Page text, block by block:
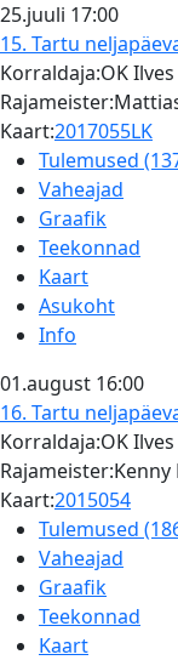
25.juuli 17:00
15. Tartu
Korraldaja:OK Ilves
Kaart:2017055LK
Tulemused
Vaheajad
Graafik
Teekonnad
Kaart
Asukoht
Info
01.august 16:00
16. Tartu
Korraldaja:OK Ilves
Rajameister:Kenny
Kaart:2015054
Tulemused
Vaheajad
Graafik
Teekonnad
Kaart